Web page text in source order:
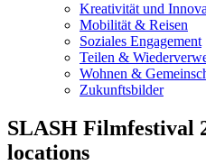
Kreativität und
Mobilität & Reisen
Soziales Engagement
Teilen &
Wohnen &
Zukunftsbilder
SLASH Filmfestival
locations